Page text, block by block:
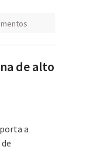
de alto
a